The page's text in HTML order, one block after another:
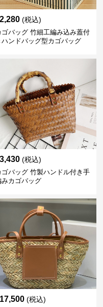
(税込)
ゴバッグ 竹細工編み込み蓋付
ハンドバッグ型カゴバッグ
(税込)
ゴバッグ 竹製ハンドル付き手
みカゴバッグ
(税込)